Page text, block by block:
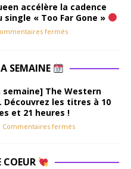
accélère la cadence
single « Too Far Gone »
fermés
SEMAINE
semaine] The Western
Découvrez les titres à 10
et 21 heures !
Commentaires fermés
COEUR